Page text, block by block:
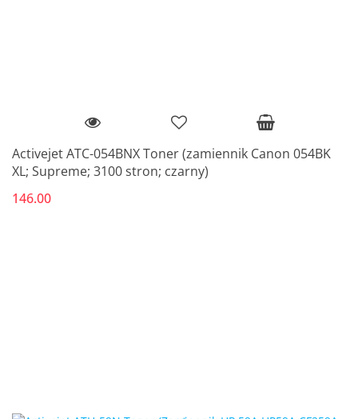
Activejet ATC-054BNX Toner (zamiennik Canon 054BK
XL; Supreme; 3100 stron; czarny)
146.00